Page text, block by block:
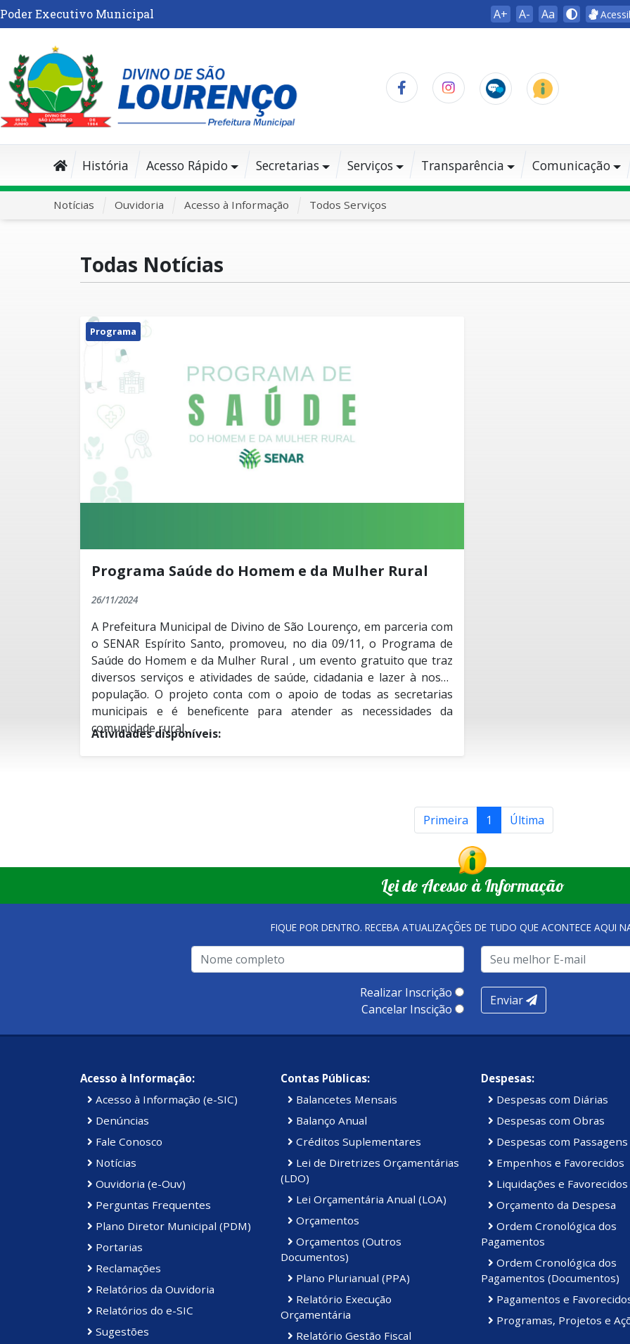
Poder Executivo Municipal A+ A- Aa
História Acesso Rápido Secretarias Serviços Transparência Comunicação
Notícias Ouvidoria Acesso à Informação Todos Serviços
Todas Notícias
Programa
Programa Saúde do Homem e da Mulher Rural
26/11/2024
A Prefeitura Municipal de Divino de São Lourenço, em parceria com
o SENAR Espírito Santo, promoveu, no dia 09/11, o Programa de
Saúde do Homem e da Mulher Rural , um evento gratuito que traz
diversos serviços e atividades de saúde, cidadania e lazer à nossa
população. O projeto conta com o apoio de todas as secretarias
municipais e é beneficente para atender as necessidades da
comunidade rural.
Atividades disponíveis:
Prevenção de arboviroses. (dengue, zika, chikungunya e febre
comunidade, atendendo com qualidade e eficiência às demandas da
população rural.
SENAR E FAES SENAR SINDICATOS
Primeira 1 Última
Lei de Acesso à Informação
FIQUE POR DENTRO. RECEBA ATUALIZAÇÕES DE TUDO QUE ACONTECE AQUI
Realizar Inscrição
Cancelar Inscição
Enviar
Acesso à Informação:
Acesso à Informação (e-SIC)
Denúncias
Fale Conosco
Notícias
Ouvidoria (e-Ouv)
Perguntas Frequentes
Plano Diretor Municipal (PDM)
Portarias
Reclamações
Relatórios da Ouvidoria
Relatórios do e-SIC
Sugestões
Contas Públicas:
Balancetes Mensais
Balanço Anual
Créditos Suplementares
Lei de Diretrizes Orçamentárias
(LDO)
Lei Orçamentária Anual (LOA)
Orçamentos
Orçamentos (Outros
Documentos)
Plano Plurianual (PPA)
Relatório Execução
Orçamentária
Relatório Gestão Fiscal
Despesas:
Despesas com Diárias
Despesas com Obras
Despesas com Passagens
Empenhos e Favorecidos
Liquidações e Favorecidos
Orçamento da Despesa
Ordem Cronológica dos
Pagamentos
Ordem Cronológica dos
Pagamentos (Documentos)
Pagamentos e
Programas, Projetos e